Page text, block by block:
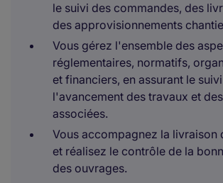
le suivi des commandes, des
des approvisionnements
Vous gérez l'ensemble des
réglementaires, normatifs,
et financiers, en assurant le
l'avancement des travaux et
associées.
Vous accompagnez la livraison
et réalisez le contrôle de la
des ouvrages.